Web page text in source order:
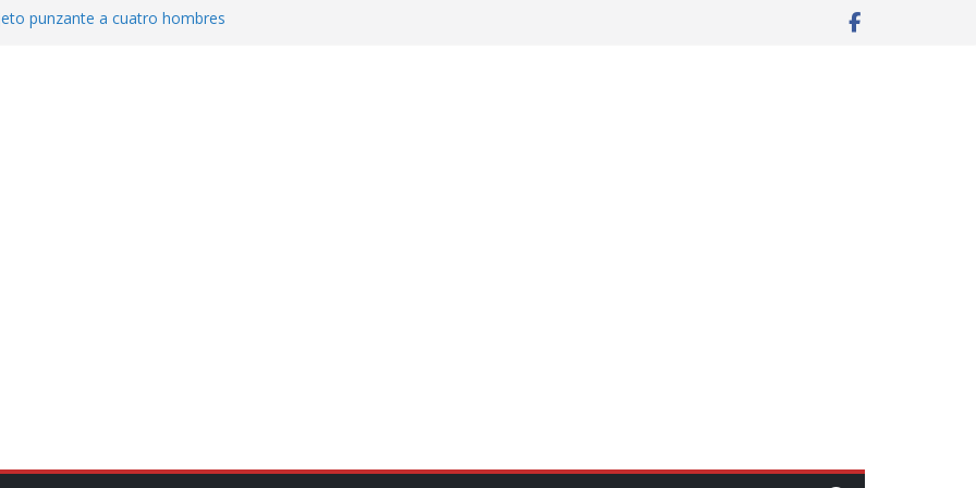
punzante a cuatro hombres
Ciudadano